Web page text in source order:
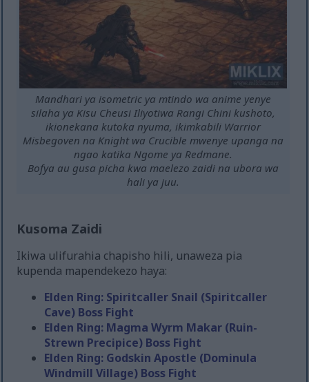
Mandhari ya isometric ya mtindo wa anime yenye
silaha ya Kisu Cheusi Iliyotiwa Rangi Chini kushoto,
ikionekana kutoka nyuma, ikimkabili Warrior
Misbegoven na Knight wa Crucible mwenye upanga na
ngao katika Ngome ya Redmane.
Bofya au gusa picha kwa maelezo zaidi na ubora wa
hali ya juu.
Kusoma Zaidi
Ikiwa ulifurahia chapisho hili, unaweza pia
kupenda mapendekezo haya:
Elden Ring: Spiritcaller Snail (Spiritcaller
Cave) Boss Fight
Elden Ring: Magma Wyrm Makar (Ruin-
Strewn Precipice) Boss Fight
Elden Ring: Godskin Apostle (Dominula
Windmill Village) Boss Fight